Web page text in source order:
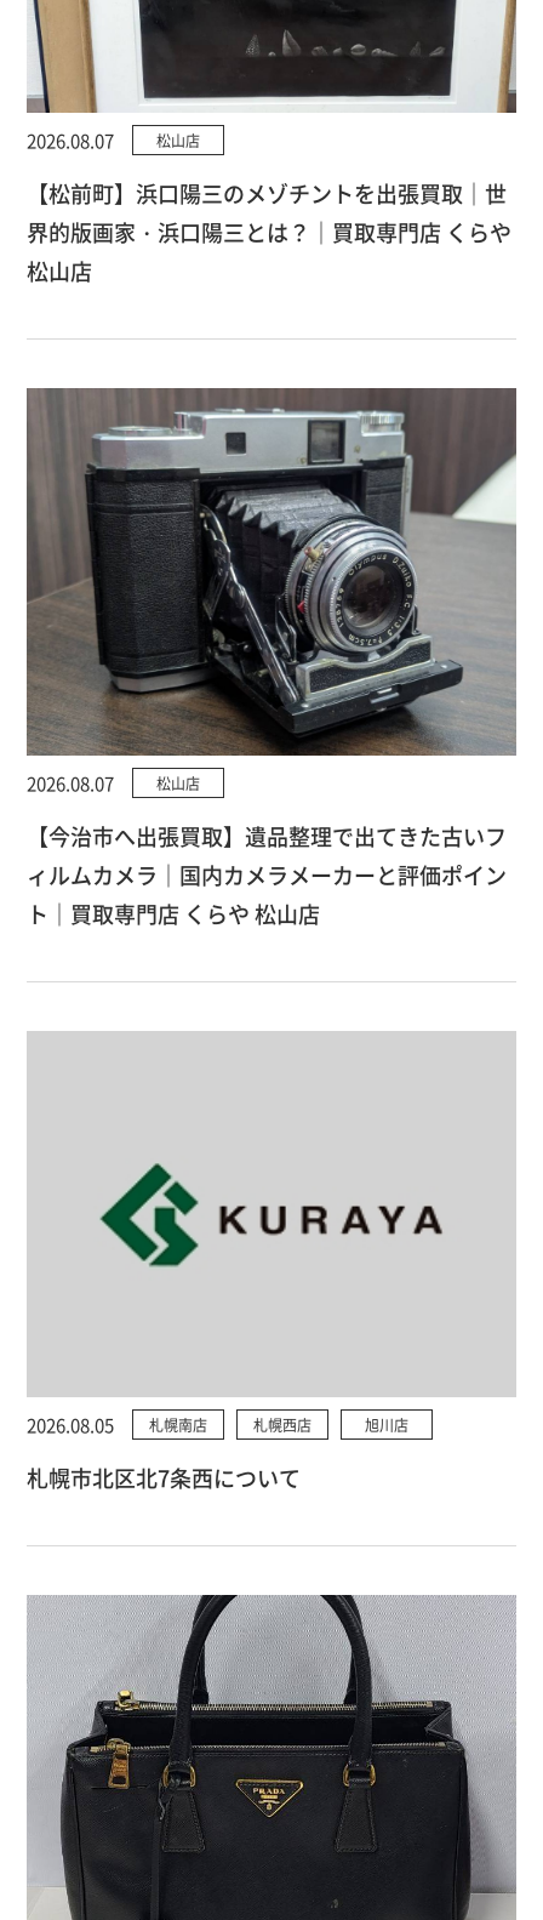
2026.08.07 松山店
【松前町】浜口陽三のメゾチントを出張買取｜世
界的版画家・浜口陽三とは？｜買取専門店 くらや
松山店
2026.08.07 松山店
【今治市へ出張買取】遺品整理で出てきた古いフ
ィルムカメラ｜国内カメラメーカーと評価ポイン
ト｜買取専門店 くらや 松山店
2026.08.05 札幌南店 札幌西店 旭川店
札幌市北区北7条西について